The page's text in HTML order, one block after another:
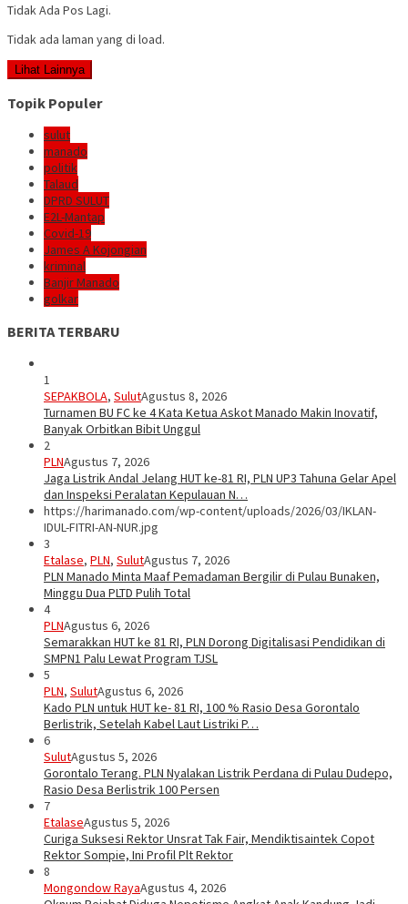
Tidak Ada Pos Lagi.
Tidak ada laman yang di load.
Lihat Lainnya
Topik Populer
sulut
manado
politik
Talaud
DPRD SULUT
E2L-Mantap
Covid-19
James A Kojongian
kriminal
Banjir Manado
golkar
BERITA TERBARU
1
SEPAKBOLA, SulutAgustus 8, 2026
Turnamen BU FC ke 4 Kata Ketua Askot Manado Makin Inovatif,
Banyak Orbitkan Bibit Unggul
2
PLNAgustus 7, 2026
Jaga Listrik Andal Jelang HUT ke-81 RI, PLN UP3 Tahuna Gelar Apel
dan Inspeksi Peralatan Kepulauan N…
https://harimanado.com/wp-content/uploads/2026/03/IKLAN-
IDUL-FITRI-AN-NUR.jpg
3
Etalase, PLN, SulutAgustus 7, 2026
PLN Manado Minta Maaf Pemadaman Bergilir di Pulau Bunaken,
Minggu Dua PLTD Pulih Total
4
PLNAgustus 6, 2026
Semarakkan HUT ke 81 RI, PLN Dorong Digitalisasi Pendidikan di
SMPN1 Palu Lewat Program TJSL
5
PLN, SulutAgustus 6, 2026
Kado PLN untuk HUT ke- 81 RI, 100 % Rasio Desa Gorontalo
Berlistrik, Setelah Kabel Laut Listriki P…
6
SulutAgustus 5, 2026
Gorontalo Terang. PLN Nyalakan Listrik Perdana di Pulau Dudepo,
Rasio Desa Berlistrik 100 Persen
7
EtalaseAgustus 5, 2026
Curiga Suksesi Rektor Unsrat Tak Fair, Mendiktisaintek Copot
Rektor Sompie, Ini Profil Plt Rektor
8
Mongondow RayaAgustus 4, 2026